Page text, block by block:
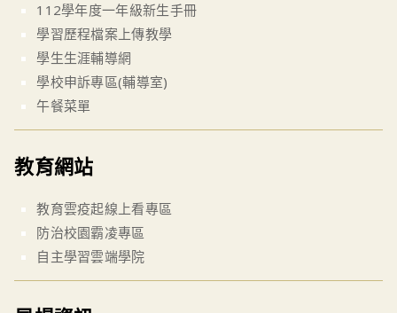
112學年度一年級新生手冊
學習歷程檔案上傳教學
學生生涯輔導網
學校申訴專區(輔導室)
午餐菜單
教育網站
教育雲疫起線上看專區
防治校園霸凌專區
自主學習雲端學院